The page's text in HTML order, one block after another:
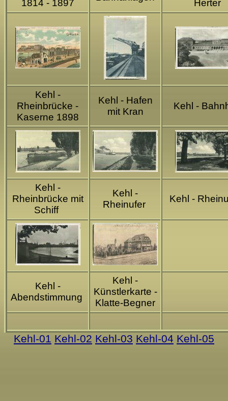
1814 - 1897
Herter
Kehl -
Rheinbrücke -
Kaserne 1898
Kehl - Hafen
mit Kran
Kehl -
Kehl -
Rheinbrücke mit
Schiff
Kehl -
Rheinufer
Kehl -
Kehl -
Abendstimmung
Kehl -
Künstlerkarte -
Klatte-Begner
Kehl-01 Kehl-02 Kehl-03 Kehl-04 Kehl-05